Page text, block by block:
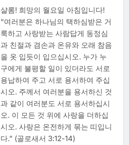
샬롬! 희망의 월요일 아침입니다!
“여러분은 하나님의 택하심받은 거
룩하고 사랑받는 사람답게 동정심
과 친절과 겸손과 온유와 오래 참음
을 옷 입듯이 입으십시오. 누가 누
구에게 불평할 일이 있더라도 서로
용납하여 주고 서로 용서하여 주십
시오. 주께서 여러분을 용서하신 것
과 같이 여러분도 서로 용서하십시
오. 이 모든 것 위에 사랑을 더하십
시오. 사랑은 온전하게 묶는 띠입니
다.” (골로새서 3:12-14)